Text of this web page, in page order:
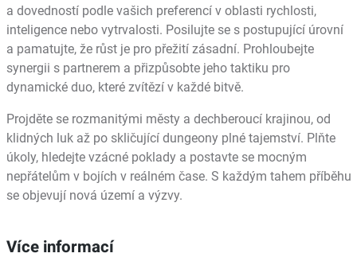
a dovedností podle vašich preferencí v oblasti rychlosti,
inteligence nebo vytrvalosti. Posilujte se s postupující úrovní
a pamatujte, že růst je pro přežití zásadní. Prohloubejte
synergii s partnerem a přizpůsobte jeho taktiku pro
dynamické duo, které zvítězí v každé bitvě.
Projděte se rozmanitými městy a dechberoucí krajinou, od
klidných luk až po skličující dungeony plné tajemství. Plňte
úkoly, hledejte vzácné poklady a postavte se mocným
nepřátelům v bojích v reálném čase. S každým tahem příběhu
se objevují nová území a výzvy.
Více informací